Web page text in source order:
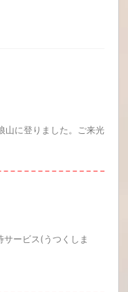
山に登りました。ご来光
ービス(うつくしま